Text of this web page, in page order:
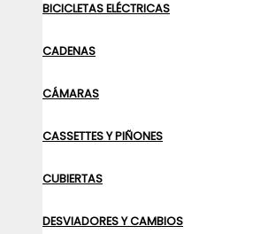
BICICLETAS ELÉCTRICAS
CADENAS
CÁMARAS
CASSETTES Y PIÑONES
CUBIERTAS
DESVIADORES Y CAMBIOS